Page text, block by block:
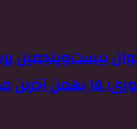
ارسال آثار